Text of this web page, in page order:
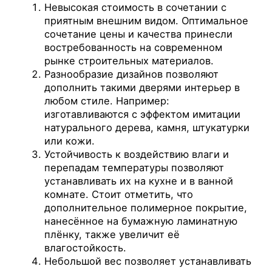
Невысокая стоимость в сочетании с
приятным внешним видом. Оптимальное
сочетание цены и качества принесли
востребованность на современном
рынке строительных материалов.
Разнообразие дизайнов позволяют
дополнить такими дверями интерьер в
любом стиле. Например:
изготавливаются с эффектом имитации
натурального дерева, камня, штукатурки
или кожи.
Устойчивость к воздействию влаги и
перепадам температуры позволяют
устанавливать их на кухне и в ванной
комнате. Стоит отметить, что
дополнительное полимерное покрытие,
нанесённое на бумажную ламинатную
плёнку, также увеличит её
влагостойкость.
Небольшой вес позволяет устанавливать